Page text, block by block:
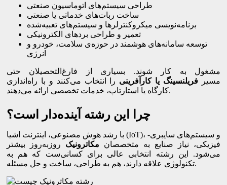
طراحی سیستم‌های اتوماسیون صنعتی
ساخت ربات‌های خدماتی یا صنعتی
برنامه‌نویسی میکروکنترلرها و سیستم‌های تعبیه‌شده
تعمیر و طراحی بردهای الکترونیکی
توسعه سامانه‌های هوشمند در حوزه‌ی سلامت، خودرو و
انرژی
مشغول به کار شوند. بسیاری از فارغ‌التحصیلان حتی
مسیر فریلنسینگ یا کارآفرینی را انتخاب می‌کنند و با راه‌اندازی
کارگاه یا استارتاپ، خدمات تخصصی ارائه می‌دهند.
چرا این رشته آینده‌دار است؟
با رشد هوش مصنوعی، اینترنت اشیا (IoT)، و سیستم‌های سایبری-
فیزیکی، نیاز صنایع به متخصصان مکاترونیک روز‌به‌روز بیشتر
می‌شود. این رشته انتخابی عالی برای کسانی‌ست که هم به
تکنولوژی علاقه دارند، هم به طراحی، ساخت و حل مسئله.